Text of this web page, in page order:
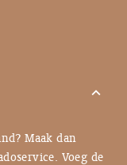
expand_more
Maak dan
Voeg de